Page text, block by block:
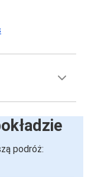
podróż: